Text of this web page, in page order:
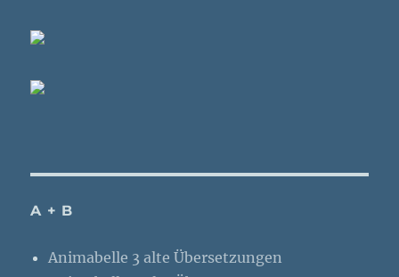
A + B
Animabelle 3 alte Übersetzungen